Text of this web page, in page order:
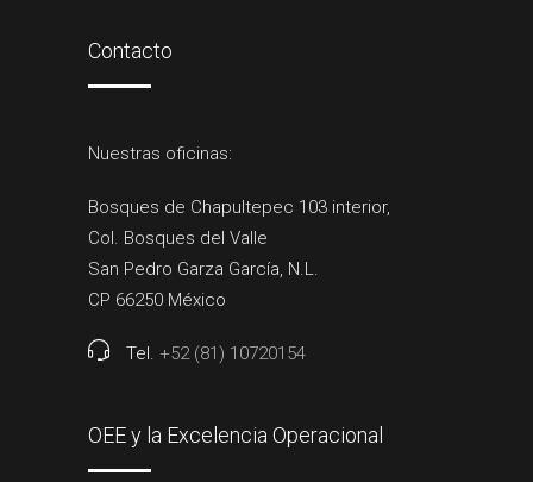
Contacto
Nuestras oficinas:
Bosques de Chapultepec 103 interior,
Col. Bosques del Valle
San Pedro Garza García, N.L.
CP 66250 México
Tel. +52 (81) 10720154
OEE y la Excelencia Operacional